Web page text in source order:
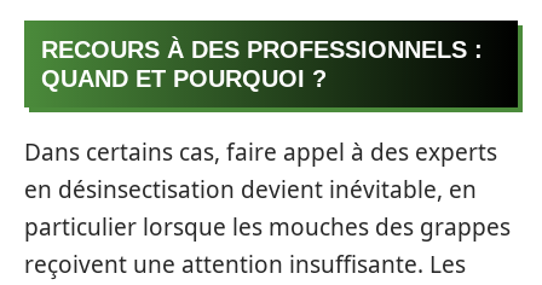
RECOURS À DES PROFESSIONNELS :
QUAND ET POURQUOI ?
Dans certains cas, faire appel à des experts
en désinsectisation devient inévitable, en
particulier lorsque les mouches des grappes
reçoivent une attention insuffisante. Les